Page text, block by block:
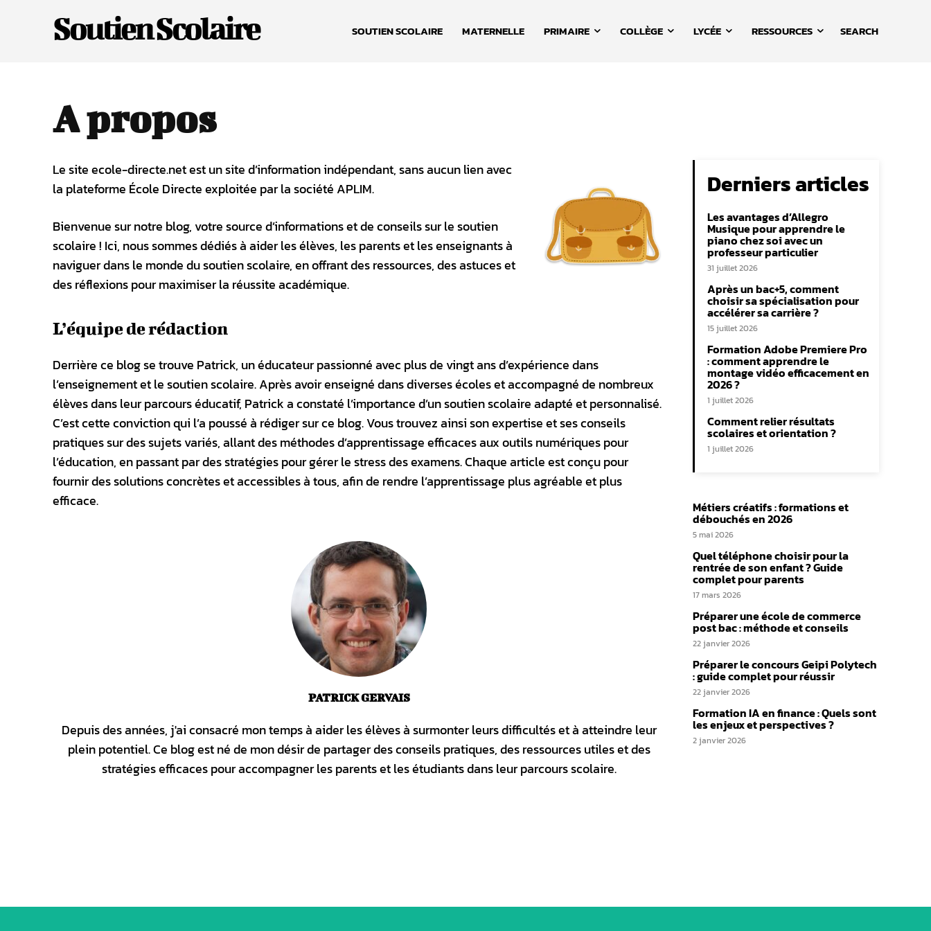
Soutien Scolaire SEARCH
SOUTIEN SCOLAIRE MATERNELLE PRIMAIRE COLLÈGE LYCÉE RESSOURCES
A propos
Le site ecole-directe.net est un site d’information indépendant, sans aucun lien avec
la plateforme École Directe exploitée par la société APLIM.
Bienvenue sur notre blog, votre source d’informations et de conseils sur le soutien
scolaire ! Ici, nous sommes dédiés à aider les élèves, les parents et les enseignants à
naviguer dans le monde du soutien scolaire, en offrant des ressources, des astuces et
des réflexions pour maximiser la réussite académique.
L’équipe de rédaction
Derrière ce blog se trouve Patrick, un éducateur passionné avec plus de vingt ans d’expérience dans
l’enseignement et le soutien scolaire. Après avoir enseigné dans diverses écoles et accompagné de nombreux
élèves dans leur parcours éducatif, Patrick a constaté l’importance d’un soutien scolaire adapté et personnalisé.
C’est cette conviction qui l’a poussé à rédiger sur ce blog. Vous trouvez ainsi son expertise et ses conseils
pratiques sur des sujets variés, allant des méthodes d’apprentissage efficaces aux outils numériques pour
l’éducation, en passant par des stratégies pour gérer le stress des examens. Chaque article est conçu pour
fournir des solutions concrètes et accessibles à tous, afin de rendre l’apprentissage plus agréable et plus
efficace.
PATRICK GERVAIS
Depuis des années, j'ai consacré mon temps à aider les élèves à surmonter leurs difficultés et à atteindre leur
plein potentiel. Ce blog est né de mon désir de partager des conseils pratiques, des ressources utiles et des
stratégies efficaces pour accompagner les parents et les étudiants dans leur parcours scolaire.
Derniers articles
Les avantages d’Allegro
Musique pour apprendre le
piano chez soi avec un
professeur particulier
31 juillet 2026
Après un bac+5, comment
choisir sa spécialisation pour
accélérer sa carrière ?
15 juillet 2026
Formation Adobe Premiere Pro
: comment apprendre le
montage vidéo efficacement en
2026 ?
1 juillet 2026
Comment relier résultats
scolaires et orientation ?
1 juillet 2026
Métiers créatifs : formations et
débouchés en 2026
5 mai 2026
Quel téléphone choisir pour la
rentrée de son enfant ? Guide
complet pour parents
17 mars 2026
Préparer une école de commerce
post bac : méthode et conseils
22 janvier 2026
Préparer le concours Geipi Polytech
: guide complet pour réussir
22 janvier 2026
Formation IA en finance : Quels sont
les enjeux et perspectives ?
2 janvier 2026